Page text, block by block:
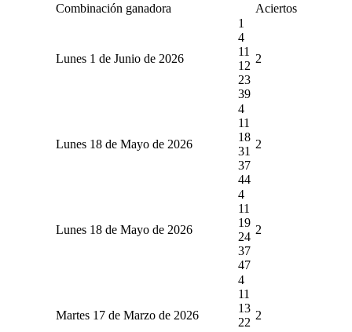
Combinación ganadora Aciertos
Lunes 1 de Junio de 2026
1
4
11
12
23
39
2
Lunes 18 de Mayo de 2026
4
11
18
31
37
44
2
Lunes 18 de Mayo de 2026
4
11
19
24
37
47
2
Martes 17 de Marzo de 2026
4
11
13
22
2